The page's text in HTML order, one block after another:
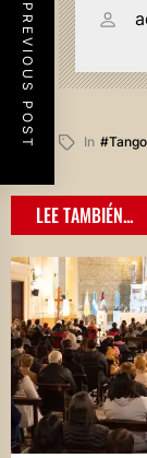
In #tango
PREVIOUS POST
LEE TAMBIÉN...